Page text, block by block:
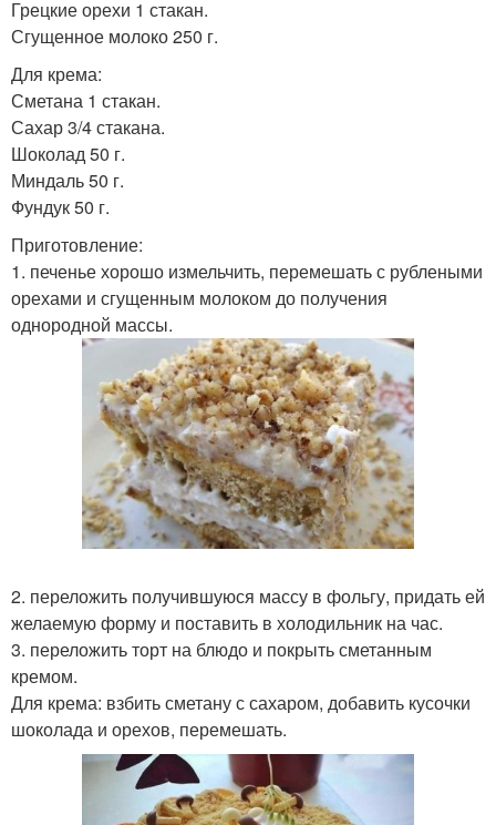
Грецкие орехи 1 стакан.
Сгущенное молоко 250 г.
Для крема:
Сметана 1 стакан.
Сахар 3/4 стакана.
Шоколад 50 г.
Миндаль 50 г.
Фундук 50 г.
Приготовление:
1. печенье хорошо измельчить, перемешать с рублеными
орехами и сгущенным молоком до получения
однородной массы.
2. переложить получившуюся массу в фольгу, придать ей
желаемую форму и поставить в холодильник на час.
3. переложить торт на блюдо и покрыть сметанным
кремом.
Для крема: взбить сметану с сахаром, добавить кусочки
шоколада и орехов, перемешать.